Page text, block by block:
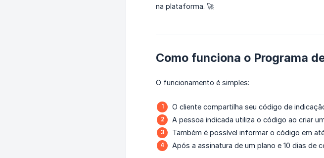
na plataforma. 🚀
Como funciona o Programa
O funcionamento é simples:
O cliente compartilha seu código de
A pessoa indicada utiliza o código ao criar
Também é possível informar o código em
Após a assinatura de um plano e 10 dias de